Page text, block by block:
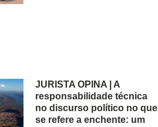
JURISTA OPINA | A
responsabilidade técnica
no discurso político no que
se refere a enchente: um